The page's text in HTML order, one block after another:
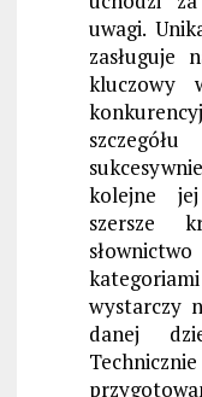
uwagi.
zasługuje
kluczowy
kolejne
szersze
wystarczy
danej